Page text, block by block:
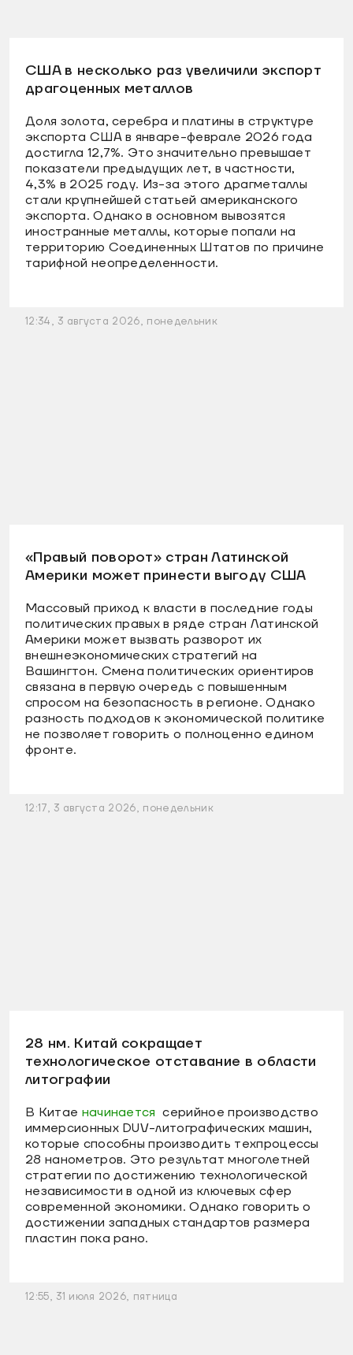
США в несколько раз увеличили экспорт
драгоценных металлов
Доля золота, серебра и платины в структуре
экспорта США в январе-феврале 2026 года
достигла 12,7%. Это значительно превышает
показатели предыдущих лет, в частности,
4,3% в 2025 году. Из-за этого драгметаллы
стали крупнейшей статьей американского
экспорта. Однако в основном вывозятся
иностранные металлы, которые попали на
территорию Соединенных Штатов по причине
тарифной неопределенности.
12:34, 3 августа 2026, понедельник
«Правый поворот» стран Латинской
Америки может принести выгоду США
Массовый приход к власти в последние годы
политических правых в ряде стран Латинской
Америки может вызвать разворот их
внешнеэкономических стратегий на
Вашингтон. Смена политических ориентиров
связана в первую очередь с повышенным
спросом на безопасность в регионе. Однако
разность подходов к экономической политике
не позволяет говорить о полноценно едином
фронте.
12:17, 3 августа 2026, понедельник
28 нм. Китай сокращает
технологическое отставание в области
литографии
В Китае начинается серийное производство
иммерсионных DUV-литографических машин,
которые способны производить техпроцессы
28 нанометров. Это результат многолетней
стратегии по достижению технологической
независимости в одной из ключевых сфер
современной экономики. Однако говорить о
достижении западных стандартов размера
пластин пока рано.
12:55, 31 июля 2026, пятница